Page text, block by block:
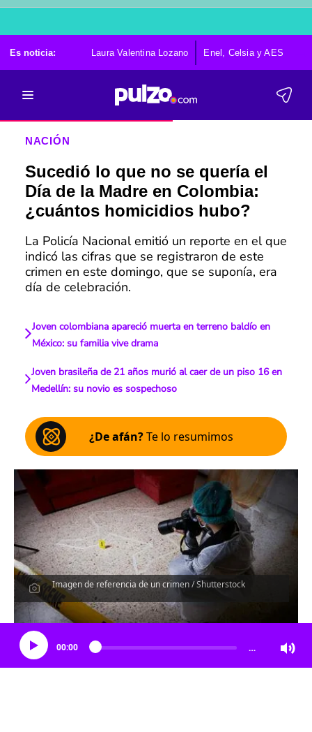
Es noticia: Laura Valentina Lozano Enel, Celsia y AES
NACIÓN
Sucedió lo que no se quería el
Día de la Madre en Colombia:
¿cuántos homicidios hubo?
La Policía Nacional emitió un reporte en el que
indicó las cifras que se registraron de este
crimen en este domingo, que se suponía, era
día de celebración.
Joven colombiana apareció muerta en terreno baldío en
México: su familia vive drama
Joven brasileña de 21 años murió al caer de un piso 16 en
Medellín: su novio es sospechoso
¿De afán?Te lo resumimos
Imagen de referencia de un crimen / Shutterstock
Escucha el artículo
00:00 …